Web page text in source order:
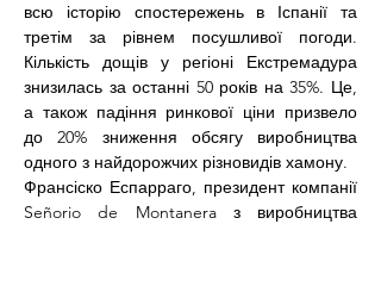
всю історію спостережень в Іспанії та
третім за рівнем посушливої погоди.
Кількість дощів у регіоні Екстремадура
знизилась за останні 50 років на 35%. Це,
а також падіння ринкової ціни призвело
до 20% зниження обсягу виробництва
одного з найдорожчих різновидів хамону.
Франсіско Еспарраго, президент компанії
Señorio de Montanera з виробництва